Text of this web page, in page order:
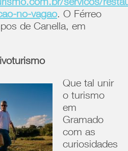
servicos/
no-vagao. O Férreo
de Canella, em
Que tal unir
o turismo
em
Gramado
com as
curiosidades